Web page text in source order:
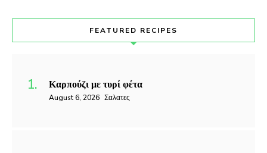
FEATURED RECIPES
Καρπούζι με τυρί φέτα
August 6, 2026 Σαλατες